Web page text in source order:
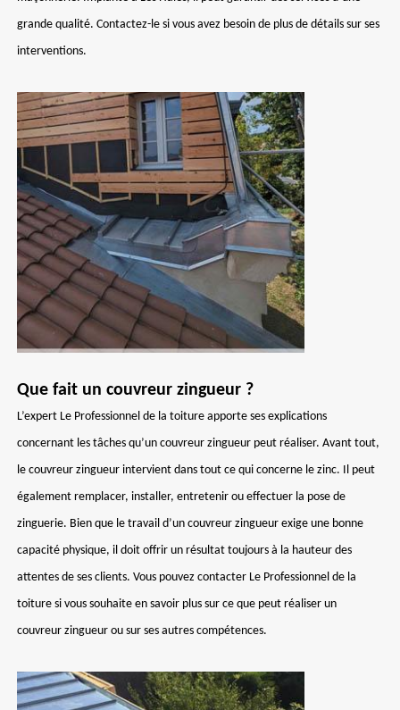
grande qualité. Contactez-le si vous avez besoin de plus de détails sur ses
interventions.
Que fait un couvreur zingueur ?
L’expert Le Professionnel de la toiture apporte ses explications
concernant les tâches qu’un couvreur zingueur peut réaliser. Avant tout,
le couvreur zingueur intervient dans tout ce qui concerne le zinc. Il peut
également remplacer, installer, entretenir ou effectuer la pose de
zinguerie. Bien que le travail d’un couvreur zingueur exige une bonne
capacité physique, il doit offrir un résultat toujours à la hauteur des
attentes de ses clients. Vous pouvez contacter Le Professionnel de la
toiture si vous souhaite en savoir plus sur ce que peut réaliser un
couvreur zingueur ou sur ses autres compétences.